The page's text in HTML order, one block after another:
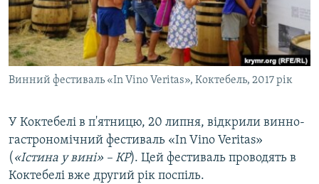
ДЕПОРТАЦІЯ
ВІДЕОУРОКИ «ELIFBE»
СВІДЧЕННЯ ОКУПАЦІЇ
УКРАЇНСЬКА ПРОБЛЕМА КРИМУ
ЯК ОБІЙТИ БЛОКУВАННЯ
Русский
Qırımtatar
Усі сайти RFE/RL
Винний фестиваль «In Vino Veritas», Коктебель, 2017 рік
У Коктебелі в п'ятницю, 20 липня, відкрили винно-
гастрономічний фестиваль «In Vino Veritas»
( «Істина у вині» – КР). Цей фестиваль проводять в
Коктебелі вже другий рік поспіль.